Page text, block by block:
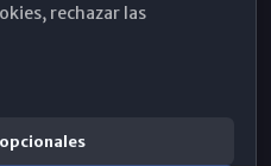
rechazar las